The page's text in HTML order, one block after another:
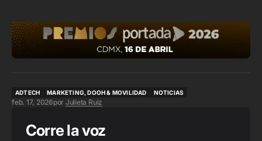
ADTECH
ADTECH
MARKETING, DOOH & MOVILIDAD
MARKETING, DOOH & MOVILIDAD
NOTICIAS
feb. 17, 2026por Julieta Ruiz
Corre la voz